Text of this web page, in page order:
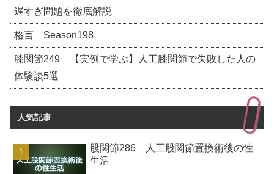
遅すぎ問題を徹底解説
格言 Season198
膝関節249 【実例で学ぶ】人工膝関節で失敗した人の
体験談5選
人気記事
股関節286 人工股関節置換術後の性
生活